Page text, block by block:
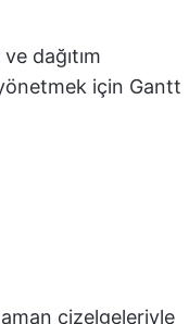
dağıtım
için Gantt
çizelgeleriyle